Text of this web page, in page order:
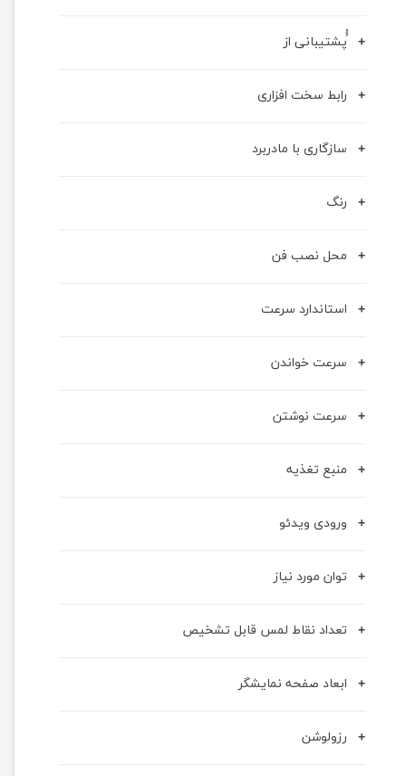
ُُپشتیبانی از
رابط سخت افزاری
سازگاری با مادربرد
رنگ
محل نصب فن
استاندارد سرعت
سرعت خواندن
سرعت نوشتن
منبع تغذیه
ورودی ویدئو
توان مورد نیاز
تعداد نقاط لمس قابل تشخیص
ابعاد صفحه نمایشگر
رزولوشن